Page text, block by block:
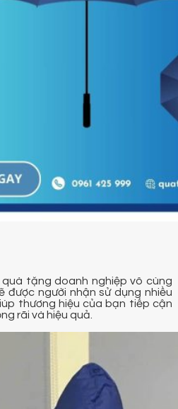
tặng doanh nghiệp vô cùng
được người nhận sử dụng nhiều
thương hiệu của bạn tiếp cận
rãi và hiệu quả.